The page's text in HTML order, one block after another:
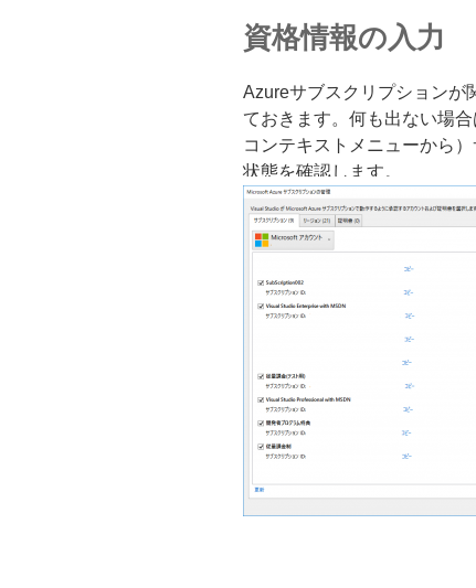
資格情報の入力
Azureサブスクリプションが
ておきます。何も出ない場
コンテキストメニューから
状態を確認します。